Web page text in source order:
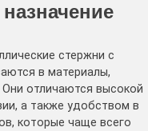
стержни с
в материалы,
отличаются высокой
а также удобством в
которые чаще всего